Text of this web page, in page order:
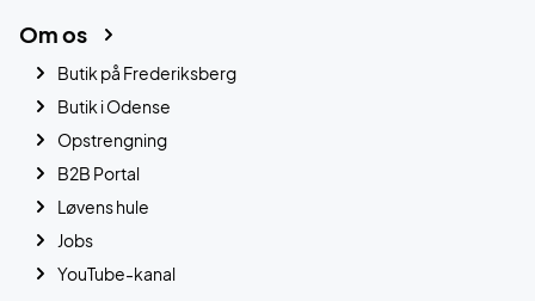
Om os
Butik på Frederiksberg
Butik i Odense
Opstrengning
B2B Portal
Løvens hule
Jobs
YouTube-kanal